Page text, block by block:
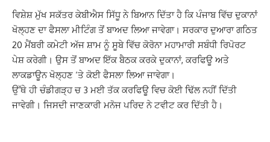
ਵਿਸ਼ੇਸ਼ ਮੁੱਖ ਸਕੱਤਰ ਕੇਬੀਐਸ ਸਿੱਧੂ ਨੇ ਬਿਆਨ ਦਿੱਤਾ ਹੈ ਕਿ ਪੰਜਾਬ ਵਿੱਚ ਦੁਕਾਨਾਂ
ਖੋਲ੍ਹਣ ਦਾ ਫੈਸਲਾ ਮੀਟਿੰਗ ਤੋਂ ਬਾਅਦ ਲਿਆ ਜਾਵੇਗਾ। ਸਰਕਾਰ ਦੁਆਰਾ ਗਠਿਤ
20 ਮੈਂਬਰੀ ਕਮੇਟੀ ਅੱਜ ਸ਼ਾਮ ਨੂੰ ਸੂਬੇ ਵਿੱਚ ਕੋਰੋਨਾ ਮਹਾਮਾਰੀ ਸਬੰਧੀ ਰਿਪੋਰਟ
ਪੇਸ਼ ਕਰੇਗੀ। ਉਸ ਤੋਂ ਬਾਅਦ ਇੱਕ ਬੈਠਕ ਕਰਕੇ ਦੁਕਾਨਾਂ, ਕਰਫਿਊ ਅਤੇ
ਲਾਕਡਾਊਨ ਖੋਲ੍ਹਣ ‘ਤੇ ਕੋਈ ਫੈਸਲਾ ਲਿਆ ਜਾਵੇਗਾ।
ਉੱਥੇ ਹੀ ਚੰਡੀਗੜ੍ਹ ਚ 3 ਮਈ ਤੱਕ ਕਰਫਿਊ ਵਿਚ ਕੋਈ ਢਿੱਲ ਨਹੀਂ ਦਿੱਤੀ
ਜਾਵੇਗੀ। ਜਿਸਦੀ ਜਾਣਕਾਰੀ ਮਨੋਜ ਪਰਿਦ ਨੇ ਟਵੀਟ ਕਰ ਦਿੱਤੀ ਹੈ।